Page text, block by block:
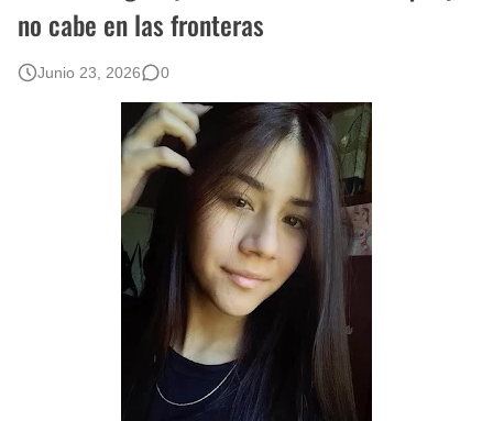
Que significan los cuadros de negras africanas?
El mundo del arte en pintura surrealista
no cabe en las fronteras
Junio 23, 2026 0